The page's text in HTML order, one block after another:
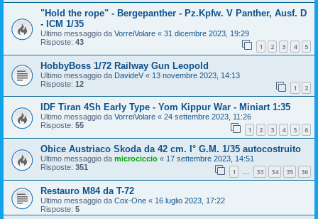
"Hold the rope" - Bergepanther - Pz.Kpfw. V Panther, Ausf. D
- ICM 1/35
Ultimo messaggio da VorreiVolare « 31 dicembre 2023, 19:29
Risposte: 43 1 2 3 4 5
HobbyBoss 1/72 Railway Gun Leopold
Ultimo messaggio da DavideV « 13 novembre 2023, 14:13
Risposte: 12 1 2
IDF Tiran 4Sh Early Type - Yom Kippur War - Miniart 1:35
Ultimo messaggio da VorreiVolare « 24 settembre 2023, 11:26
Risposte: 55 1 2 3 4 5 6
Obice Austriaco Skoda da 42 cm. I° G.M. 1/35 autocostruito
Ultimo messaggio da microciccio « 17 settembre 2023, 14:51
Risposte: 351 1 … 33 34 35 36
Restauro M84 da T-72
Ultimo messaggio da Cox-One « 16 luglio 2023, 17:22
Risposte: 5